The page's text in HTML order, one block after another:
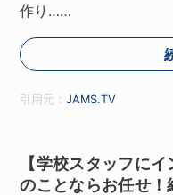
作り……
引用元：JAMS.TV
【学校スタッフに
のことならお任せ！